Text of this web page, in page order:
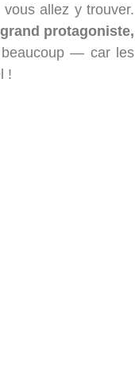
allez y trouver.
protagoniste,
— car les
!